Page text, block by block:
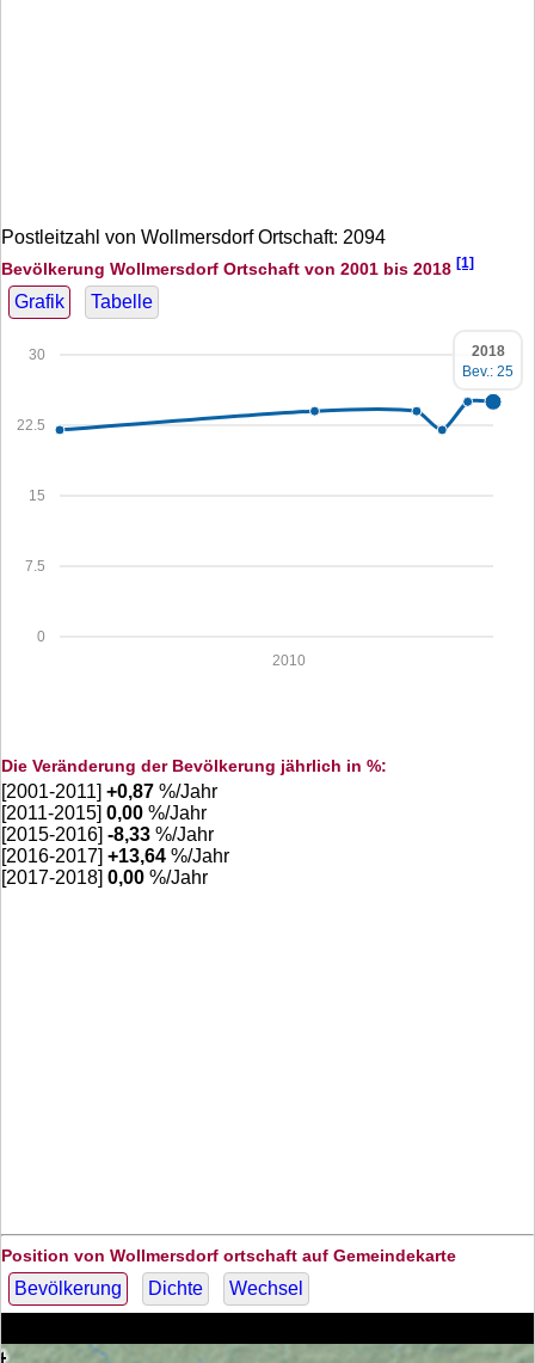
Postleitzahl von Wollmersdorf Ortschaft: 2094
Bevölkerung Wollmersdorf Ortschaft von 2001 bis 2018 [1]
Grafik Tabelle
0
7.5
15
22.5
30
2010
2018
Bev.: 25
Die Veränderung der Bevölkerung jährlich in %:
[2001-2011] +0,87 %/Jahr
[2011-2015] 0,00 %/Jahr
[2015-2016] -8,33 %/Jahr
[2016-2017] +13,64 %/Jahr
[2017-2018] 0,00 %/Jahr
Position von Wollmersdorf ortschaft auf Gemeindekarte
Bevölkerung Dichte Wechsel